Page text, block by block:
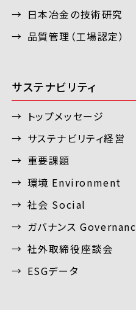
日本冶金の技術研究
品質管理（工場認定）
サステナビリティ
トップメッセージ
サステナビリティ経営
重要課題
環境 Environment
社会 Social
ガバナンス
社外取締役座談会
ESGデータ